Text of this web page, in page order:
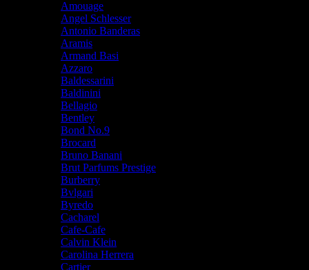
Amouage
Angel Schlesser
Antonio Banderas
Aramis
Armand Basi
Azzaro
Baldessarini
Baldinini
Bellagio
Bentley
Bond No.9
Brocard
Bruno Banani
Brut Parfums Prestige
Burberry
Bvlgari
Byredo
Cacharel
Cafe-Cafe
Calvin Klein
Carolina Herrera
Cartier